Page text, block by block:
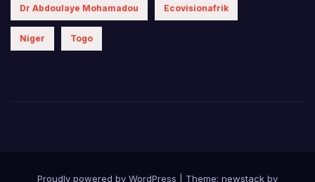
Dr Abdoulaye Mohamadou Ecovisionafrik
Niger Togo
Proudly powered by WordPress Theme: newstack by